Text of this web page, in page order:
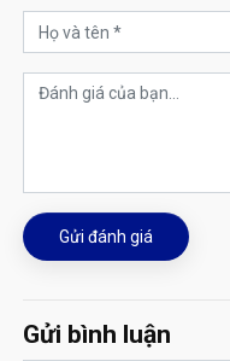
Gửi đánh giá
Gửi bình luận